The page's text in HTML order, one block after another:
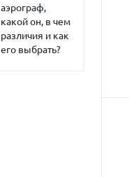
аэрограф,
какой он, в чем
различия и как
его выбрать?